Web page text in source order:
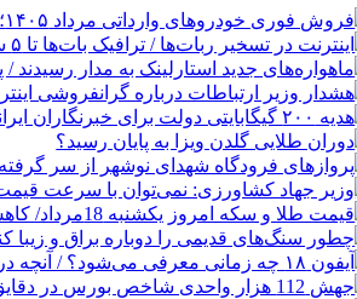
فروش فوری خودروهای وارداتی مرداد ۱۴۰۵؛ بدون قرعه‌کشی و حساب وکالتی
اینترنت در تسخیر ربات‌ها / ترافیک بات‌ها تا ۵ سال آینده هزار برابر انسان‌ها خواهد شد
ماهواره‌های جدید استارلینک به مدار رسیدند / پرتاب ۲۴ ماهواره
هشدار وزیر ارتباطات درباره گرانفروشی
هدیه ۲۰۰ گیگابایتی دولت برای خبرنگاران ایرانسلی
دوران طلایی گلدن ویزا به پایان رسید؟
پروازهای فرودگاه شهدای نوشهر از سر
وزیر جهاد کشاورزی: نمی‌توان با سرعت قیمت
قیمت طلا و سکه امروز یکشنبه 18مرداد/ کاهش همه قیمت ها + جدول
چطور سنگ‌های قدیمی را دوباره براق و زیبا
آیفون ۱۸ چه زمانی معرفی می‌شود؟ / آنچه درباره گوشی جدید اپل می‌دانیم
جهش 112 هزار واحدی شاخص بورس در دقایق ابتدایی معاملات امروز